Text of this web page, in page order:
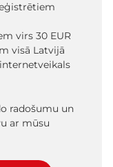
virs 30 EUR
visā Latvijā
radošumu un
ar mūsu